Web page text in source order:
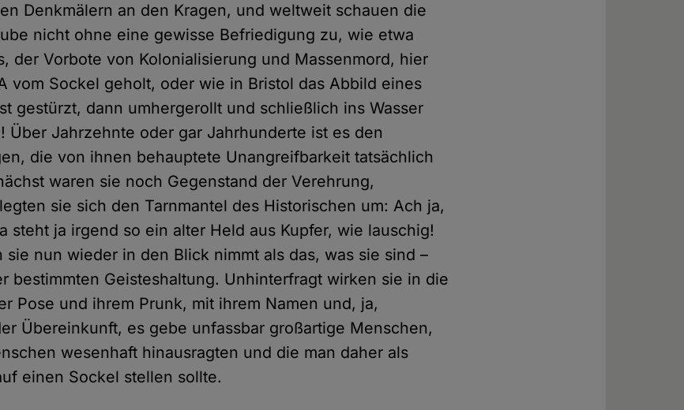
Denkmälern an den Kragen, und weltweit schauen die
nicht ohne eine gewisse Befriedigung zu, wie etwa
der Vorbote von Kolonialisierung und Massenmord, hier
vom Sockel geholt, oder wie in Bristol das Abbild eines
gestürzt, dann umhergerollt und schließlich ins Wasser
Über Jahrzehnte oder gar Jahrhunderte ist es den
die von ihnen behauptete Unangreifbarkeit tatsächlich
waren sie noch Gegenstand der Verehrung,
sie sich den Tarnmantel des Historischen um: Ach ja,
steht ja irgend so ein alter Held aus Kupfer, wie lauschig!
sie nun wieder in den Blick nimmt als das, was sie sind –
bestimmten Geisteshaltung. Unhinterfragt wirken sie in die
Pose und ihrem Prunk, mit ihrem Namen und, ja,
Übereinkunft, es gebe unfassbar großartige Menschen,
wesenhaft hinausragten und die man daher als
einen Sockel stellen sollte.